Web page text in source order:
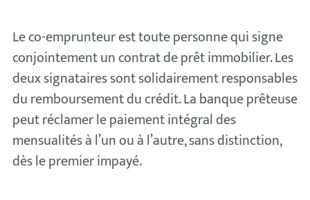
Le co-emprunteur est toute personne qui signe
conjointement un contrat de prêt immobilier. Les
deux signataires sont solidairement responsables
du remboursement du crédit. La banque prêteuse
peut réclamer le paiement intégral des
mensualités à l’un ou à l’autre, sans distinction,
dès le premier impayé.